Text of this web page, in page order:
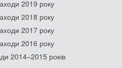
2019 року
2018 року
2017 року
2016 року
2014–2015 років